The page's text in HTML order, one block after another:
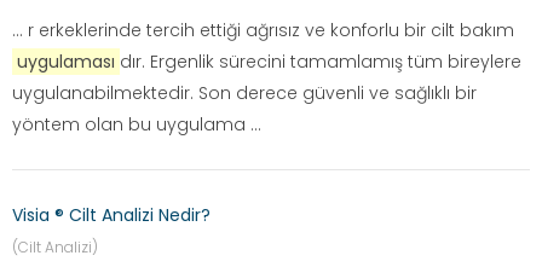
... r erkeklerinde tercih ettiği ağrısız ve konforlu bir cilt bakım
uygulaması dır. Ergenlik sürecini tamamlamış tüm bireylere
uygulanabilmektedir. Son derece güvenli ve sağlıklı bir
yöntem olan bu uygulama ...
Visia ® Cilt Analizi Nedir?
(Cilt Analizi)